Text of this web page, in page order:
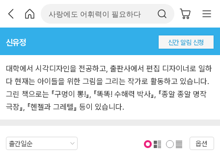
신유정 신간 알림 신청
대학에서 시각디자인을 전공하고, 출판사에서 편집 디자이너로 일하
다 현재는 아이들을 위한 그림을 그리는 작가로 활동하고 있습니다.
그린 책으로는 『구멍이 뽕!』, 『똑똑! 수해력 박사』, 『종알 종알 명작
극장』, 『헨젤과 그레텔』 등이 있습니다.
옵션